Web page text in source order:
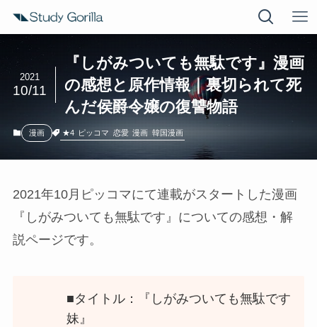
『しがみついても無駄です』漫画
の感想と原作情報｜裏切られて死
んだ侯爵令嬢の復讐物語
2021
10/11
漫画 ★4 ピッコマ 恋愛 漫画 韓国漫画
2021年10月ピッコマにて連載がスタートした漫画
『しがみついても無駄です』についての感想・解
説ページです。
■タイトル：『しがみついても無駄です
妹』